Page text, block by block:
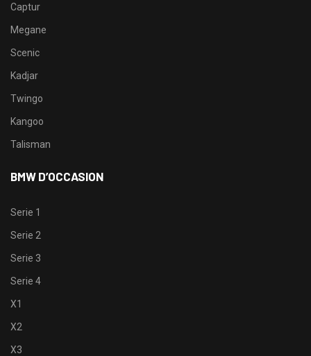
Captur
Megane
Scenic
Kadjar
Twingo
Kangoo
Talisman
BMW D’OCCASION
Serie 1
Serie 2
Serie 3
Serie 4
X1
X2
X3